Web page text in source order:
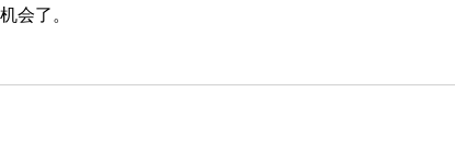
了。